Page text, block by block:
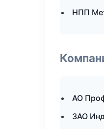
НПП
АО
ЗАО